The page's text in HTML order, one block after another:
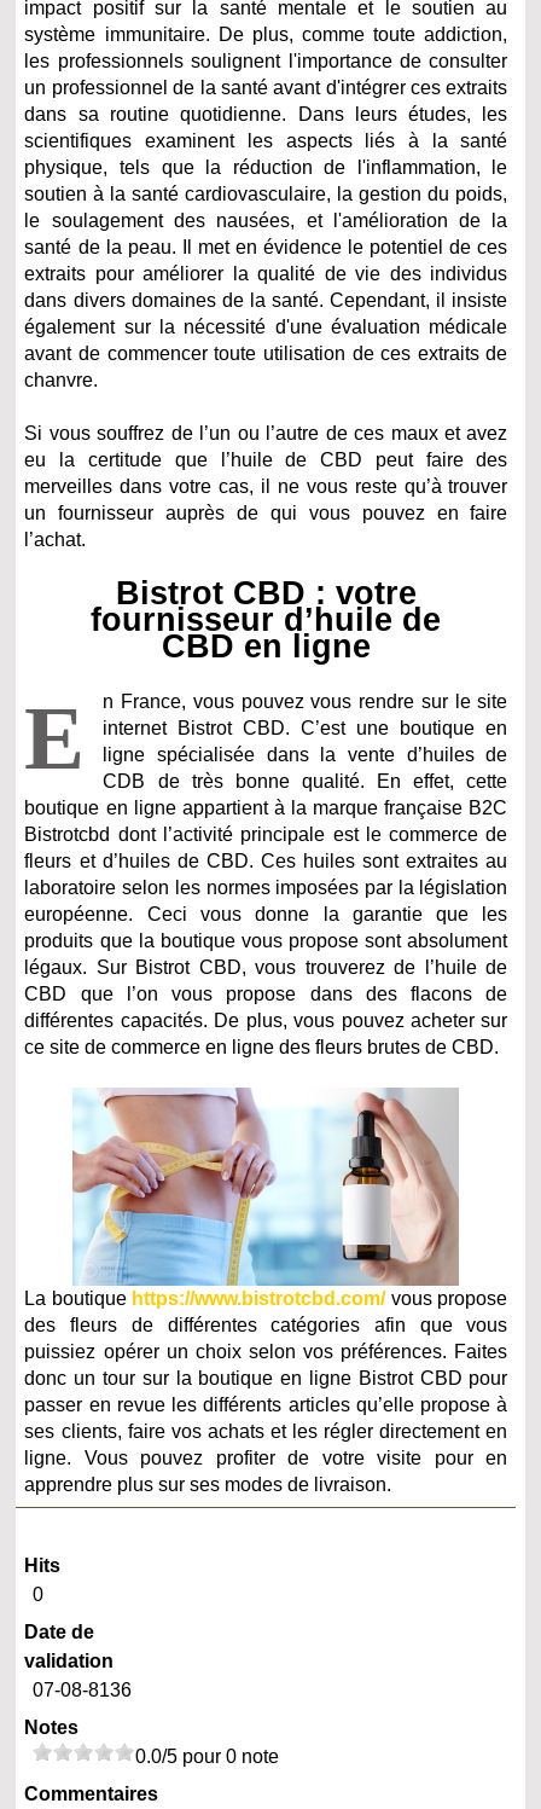
impact positif sur la santé mentale et le soutien au
système immunitaire. De plus, comme toute addiction,
les professionnels soulignent l'importance de consulter
un professionnel de la santé avant d'intégrer ces extraits
dans sa routine quotidienne. Dans leurs études, les
scientifiques examinent les aspects liés à la santé
physique, tels que la réduction de l'inflammation, le
soutien à la santé cardiovasculaire, la gestion du poids,
le soulagement des nausées, et l'amélioration de la
santé de la peau. Il met en évidence le potentiel de ces
extraits pour améliorer la qualité de vie des individus
dans divers domaines de la santé. Cependant, il insiste
également sur la nécessité d'une évaluation médicale
avant de commencer toute utilisation de ces extraits de
chanvre.
Si vous souffrez de l’un ou l’autre de ces maux et avez
eu la certitude que l’huile de CBD peut faire des
merveilles dans votre cas, il ne vous reste qu’à trouver
un fournisseur auprès de qui vous pouvez en faire
l’achat.
Bistrot CBD : votre
fournisseur d’huile de
CBD en ligne
E
n France, vous pouvez vous rendre sur le site
internet Bistrot CBD. C’est une boutique en
ligne spécialisée dans la vente d’huiles de
CDB de très bonne qualité. En effet, cette
boutique en ligne appartient à la marque française B2C
Bistrotcbd dont l’activité principale est le commerce de
fleurs et d’huiles de CBD. Ces huiles sont extraites au
laboratoire selon les normes imposées par la législation
européenne. Ceci vous donne la garantie que les
produits que la boutique vous propose sont absolument
légaux. Sur Bistrot CBD, vous trouverez de l’huile de
CBD que l’on vous propose dans des flacons de
différentes capacités. De plus, vous pouvez acheter sur
ce site de commerce en ligne des fleurs brutes de CBD.
La boutique https://www.bistrotcbd.com/vous propose
des fleurs de différentes catégories afin que vous
puissiez opérer un choix selon vos préférences. Faites
donc un tour sur la boutique en ligne Bistrot CBD pour
passer en revue les différents articles qu’elle propose à
ses clients, faire vos achats et les régler directement en
ligne. Vous pouvez profiter de votre visite pour en
apprendre plus sur ses modes de livraison.
Hits
0
Date de
validation
07-08-8136
Notes
0.0/5 pour 0 note
Commentaires